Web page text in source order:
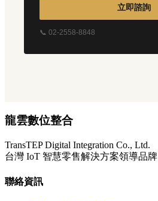
立即諮詢
📞 02-2558-8848
龍雲數位整合
TransTEP Digital Integration Co., Ltd.
台灣 IoT 智慧零售解決方案領導品牌
聯絡資訊